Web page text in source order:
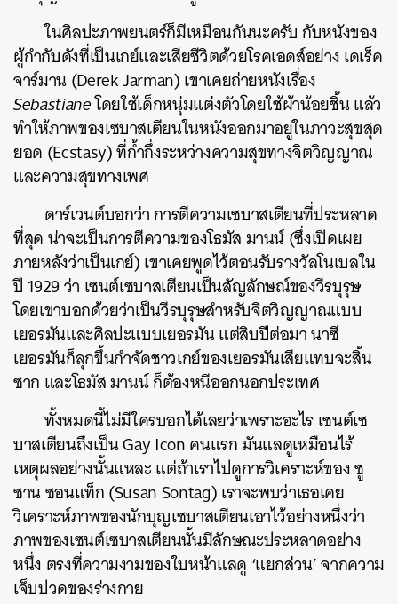
ในศิลปะภาพยนตร์ก็มีเหมือนกันนะครับ กับหนังของ
ผู้กำกับดังที่เป็นเกย์และเสียชีวิตด้วยโรคเอดส์อย่าง เดเร็ค
จาร์มาน (Derek Jarman) เขาเคยถ่ายหนังเรื่อง
Sebastianeโดยใช้เด็กหนุ่มแต่งตัวโดยใช้ผ้าน้อยชิ้น แล้ว
ทำให้ภาพของเซบาสเตียนในหนังออกมาอยู่ในภาวะสุขสุด
ยอด (Ecstasy) ที่ก้ำกึ่งระหว่างความสุขทางจิตวิญญาณ
และความสุขทางเพศ
ดาร์เวนต์บอกว่า การตีความเซบาสเตียนที่ประหลาด
ที่สุด น่าจะเป็นการตีความของโธมัส มานน์ (ซึ่งเปิดเผย
ภายหลังว่าเป็นเกย์) เขาเคยพูดไว้ตอนรับรางวัลโนเบลใน
ปี 1929 ว่า เซนต์เซบาสเตียนเป็นสัญลักษณ์ของวีรบุรุษ
โดยเขาบอกด้วยว่าเป็นวีรบุรุษสำหรับจิตวิญญาณแบบ
เยอรมันและศิลปะแบบเยอรมัน แต่สิบปีต่อมา นาซี
เยอรมันก็ลุกขึ้นกำจัดชาวเกย์ของเยอรมันเสียแทบจะสิ้น
ซาก และโธมัส มานน์ ก็ต้องหนีออกนอกประเทศ
ทั้งหมดนี้ไม่มีใครบอกได้เลยว่าเพราะอะไร เซนต์เซ
บาสเตียนถึงเป็น Gay Icon คนแรก มันแลดูเหมือนไร้
เหตุผลอย่างนั้นแหละ แต่ถ้าเราไปดูการวิเคราะห์ของ ซู
ซาน ซอนแท็ก (Susan Sontag) เราจะพบว่าเธอเคย
วิเคราะห์ภาพของนักบุญเซบาสเตียนเอาไว้อย่างหนึ่งว่า
ภาพของเซนต์เซบาสเตียนนั้นมีลักษณะประหลาดอย่าง
หนึ่ง ตรงที่ความงามของใบหน้าแลดู ‘แยกส่วน’ จากความ
เจ็บปวดของร่างกาย